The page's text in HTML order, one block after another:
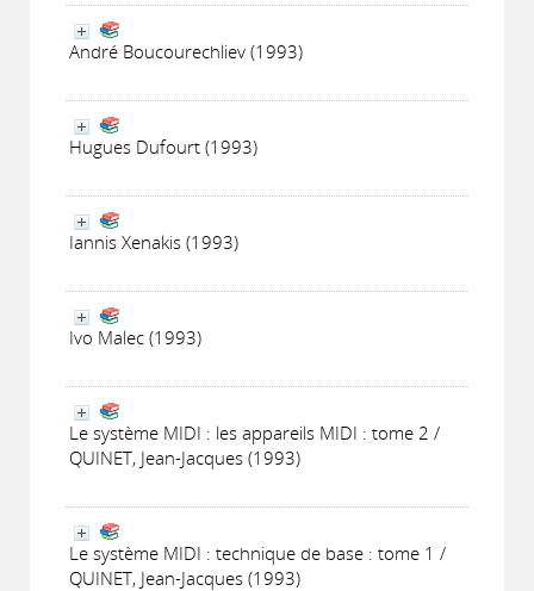
André Boucourechliev (1993)
Hugues Dufourt (1993)
Iannis Xenakis (1993)
Ivo Malec (1993)
Le système MIDI : les appareils MIDI : tome 2 /
QUINET, Jean-Jacques (1993)
Le système MIDI : technique de base : tome 1 /
QUINET, Jean-Jacques (1993)